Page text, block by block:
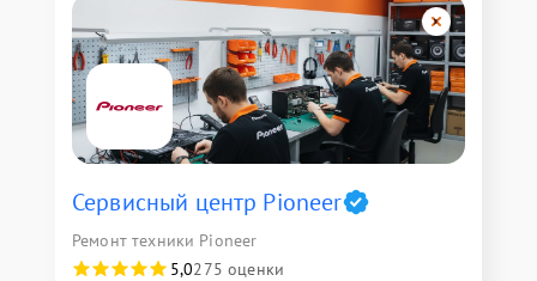
Сервисный центр Pioneer
Ремонт техники Pioneer
5,0275 оценки